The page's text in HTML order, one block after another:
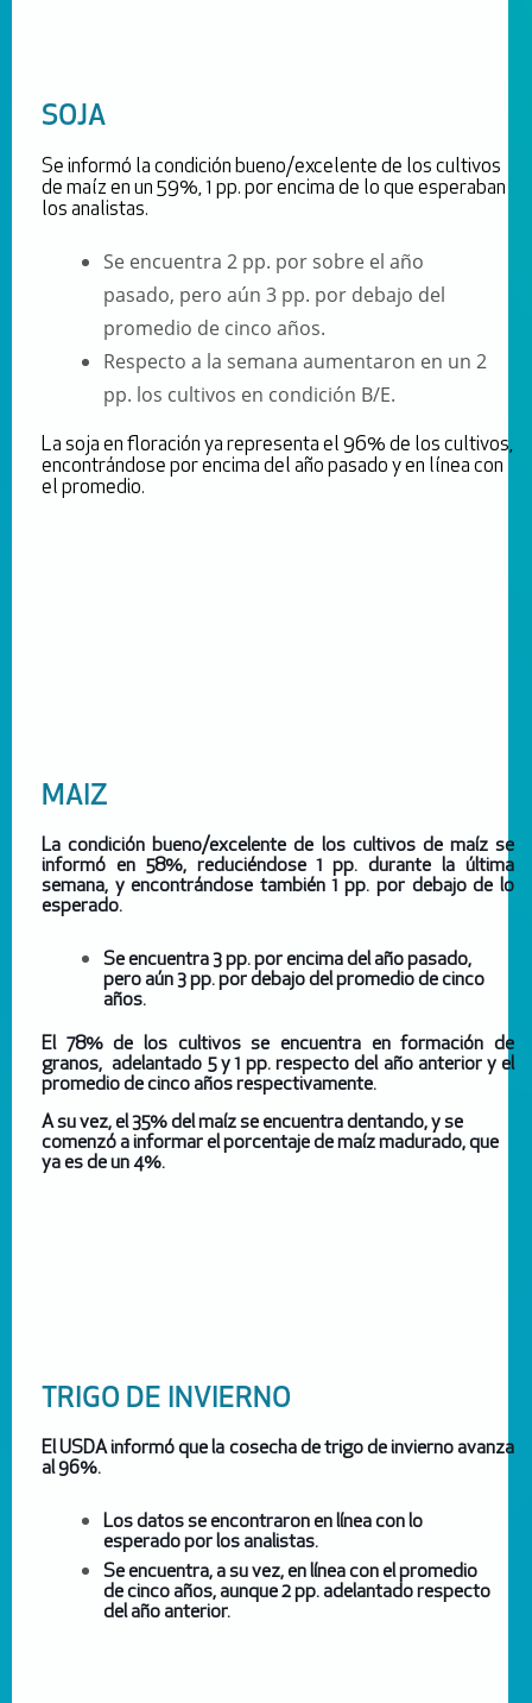
SOJA
Se informó la condición bueno/excelente de los cultivos
de maíz en un 59%, 1 pp. por encima de lo que esperaban
los analistas.
Se encuentra 2 pp. por sobre el año
pasado, pero aún 3 pp. por debajo del
promedio de cinco años.
Respecto a la semana aumentaron en un 2
pp. los cultivos en condición B/E.
La soja en floración ya representa el 96% de los cultivos,
encontrándose por encima del año pasado y en línea con
el promedio.
MAIZ
La condición bueno/excelente de los cultivos de maíz se
informó en 58%, reduciéndose 1 pp. durante la última
semana, y encontrándose también 1 pp. por debajo de lo
esperado.
Se encuentra 3 pp. por encima del año pasado,
pero aún 3 pp. por debajo del promedio de cinco
años.
El 78% de los cultivos se encuentra en formación de
granos, adelantado 5 y 1 pp. respecto del año anterior y el
promedio de cinco años respectivamente.
A su vez, el 35% del maíz se encuentra dentando, y se
comenzó a informar el porcentaje de maíz madurado, que
ya es de un 4%.
TRIGO DE INVIERNO
El USDA informó que la cosecha de trigo de invierno avanza
al 96%.
Los datos se encontraron en línea con lo
esperado por los analistas.
Se encuentra, a su vez, en línea con el promedio
de cinco años, aunque 2 pp. adelantado respecto
del año anterior.